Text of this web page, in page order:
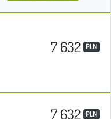
7 632 PLN
7 632 PLN